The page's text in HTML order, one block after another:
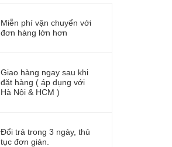
Miễn phí vận chuyển với
đơn hàng lớn hơn
Giao hàng ngay sau khi
đặt hàng ( áp dụng với
Hà Nội & HCM )
Đổi trả trong 3 ngày, thủ
tục đơn giản.